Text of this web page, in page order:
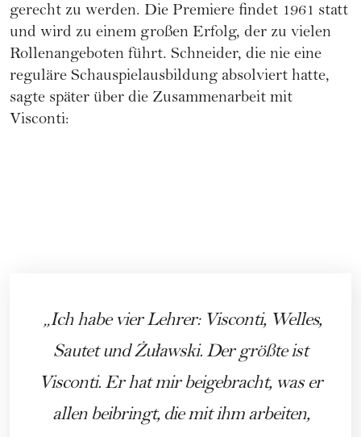
gerecht zu werden. Die Premiere findet 1961 statt
und wird zu einem großen Erfolg, der zu vielen
Rollenangeboten führt. Schneider, die nie eine
reguläre Schauspielausbildung absolviert hatte,
sagte später über die Zusammenarbeit mit
Visconti:
Ich habe vier Lehrer: Visconti, Welles,
Sautet und Żuławski. Der größte ist
Visconti. Er hat mir beigebracht, was er
allen beibringt, die mit ihm arbeiten,